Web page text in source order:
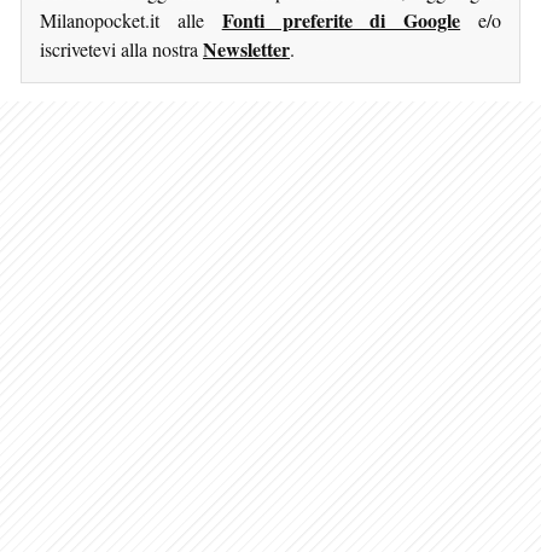
Milanopocket.it alle Fonti preferite di Google e/o
iscrivetevi alla nostra Newsletter.